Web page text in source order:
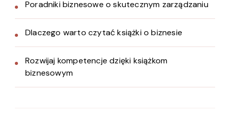
Poradniki biznesowe o skutecznym zarządzaniu
Dlaczego warto czytać książki o biznesie
Rozwijaj kompetencje dzięki książkom
biznesowym